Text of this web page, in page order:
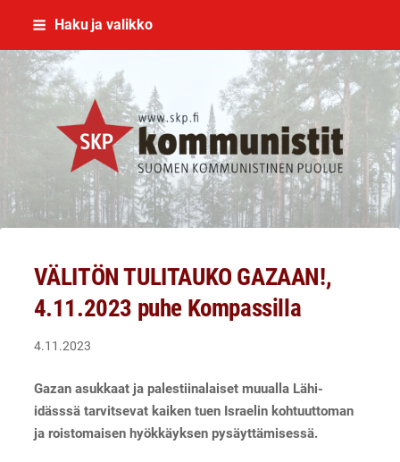
Siirry
sisältöön
Haku ja valikko
SKP Jyväskylä
VÄLITÖN TULITAUKO GAZAAN!,
4.11.2023 puhe Kompassilla
4.11.2023
Gazan asukkaat ja palestiinalaiset muualla Lähi-
idässsä tarvitsevat kaiken tuen Israelin kohtuuttoman
ja roistomaisen hyökkäyksen pysäyttämisessä.